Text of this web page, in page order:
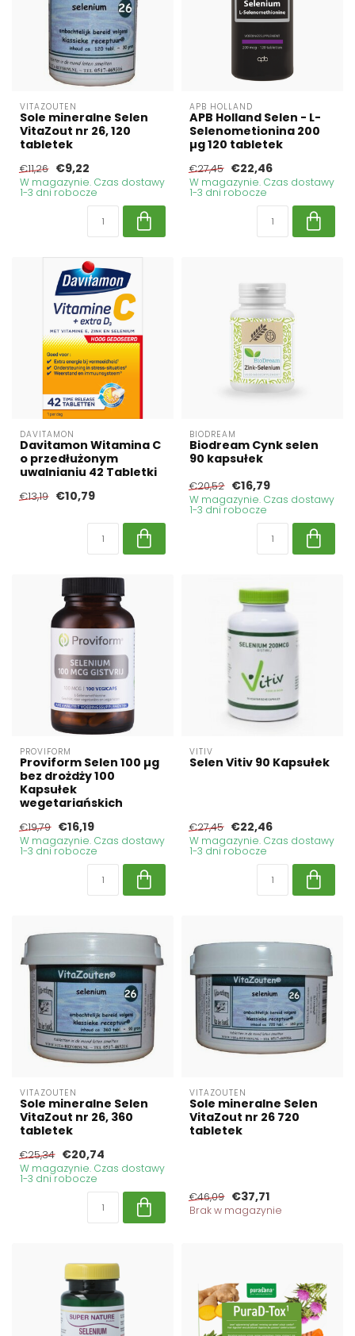
VITAZOUTEN
Sole mineralne Selen
VitaZout nr 26, 120
tabletek
€11,26 €9,22
W magazynie. Czas dostawy
1-3 dni robocze
APB HOLLAND
APB Holland Selen - L-
Selenometionina 200
µg 120 tabletek
€27,45 €22,46
W magazynie. Czas dostawy
1-3 dni robocze
DAVITAMON
Davitamon Witamina C
o przedłużonym
uwalnianiu 42 Tabletki
€13,19 €10,79
BIODREAM
Biodream Cynk selen
90 kapsułek
€20,52 €16,79
W magazynie. Czas dostawy
1-3 dni robocze
PROVIFORM
Proviform Selen 100 µg
bez drożdży 100
Kapsułek
wegetariańskich
€19,79 €16,19
W magazynie. Czas dostawy
1-3 dni robocze
VITIV
Selen Vitiv 90 Kapsułek
€27,45 €22,46
W magazynie. Czas dostawy
1-3 dni robocze
VITAZOUTEN
Sole mineralne Selen
VitaZout nr 26, 360
tabletek
€25,34 €20,74
W magazynie. Czas dostawy
1-3 dni robocze
VITAZOUTEN
Sole mineralne Selen
VitaZout nr 26 720
tabletek
€46,09 €37,71
Brak w magazynie